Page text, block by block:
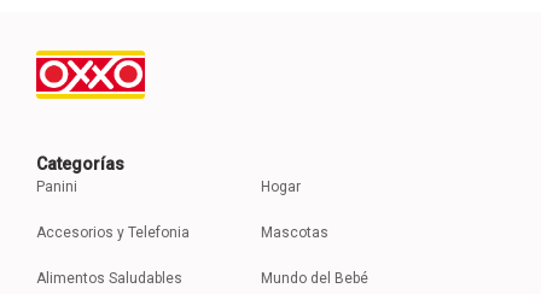
Categorías
Panini
Accesorios y Telefonia
Alimentos Saludables
Hogar
Mascotas
Mundo del Bebé